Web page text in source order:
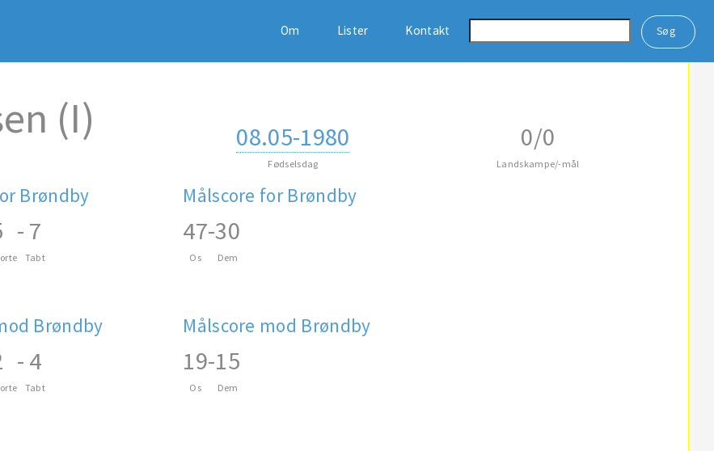
Om Lister Kontakt
(I) 08.05-1980
Fødselsdag
0/0
Landskampe/-mål
Brøndby
- 7
Tabt
Målscore for Brøndby
47
Os
-30
Dem
Brøndby
- 4
Tabt
Målscore mod Brøndby
19
Os
-15
Dem